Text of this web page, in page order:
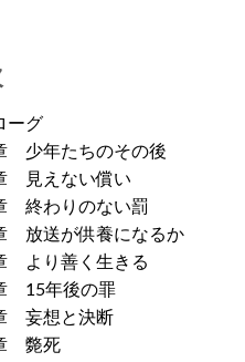
ーグ
少年たちのその後
見えない償い
終わりのない罰
放送が供養になるか
より善く生きる
15年後の罪
妄想と決断
斃死